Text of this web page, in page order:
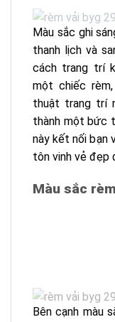
Màu sắc ghi
thanh lịch và
cách trang trí
một chiếc
thuật trang trí
thành một bức
này kết nối bạn
tôn vinh vẻ đẹp
Màu sắc
Bên cạnh màu